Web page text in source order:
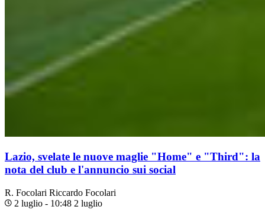
Lazio, svelate le nuove maglie "Home" e "Third": la
nota del club e l'annuncio sui social
R. Focolari Riccardo Focolari
2 luglio - 10:48 2 luglio